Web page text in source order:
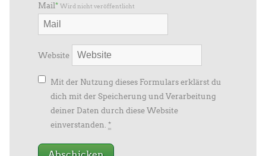
Mail* Wird nicht veröffentlicht
Website
Mit der Nutzung dieses Formulars erklärst du
dich mit der Speicherung und Verarbeitung
deiner Daten durch diese Website
einverstanden. *